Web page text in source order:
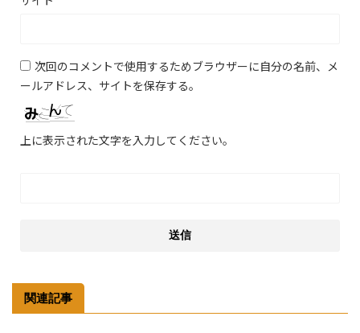
次回のコメントで使用するためブラウザーに自分の名前、メ
ールアドレス、サイトを保存する。
上に表示された文字を入力してください。
関連記事